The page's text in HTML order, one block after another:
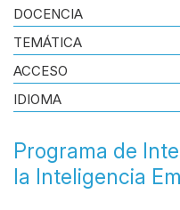
Programa de
la Inteligencia
DOCENCIA
TEMÁTICA
ACCESO
IDIOMA